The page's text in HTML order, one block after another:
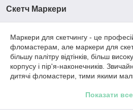
Скетч Маркери
Маркери для скетчингу - це
фломастерам, але маркери для
більшу палітру відтінків, більш
корпусу і пір'я-наконечників.
дитячі фломастери, тими якими
фломастери зовсім не підійдуть.
Показати все